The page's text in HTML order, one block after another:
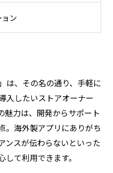
ン
は、その名の通り、手軽に
入したいストアオーナー
魅力は、開発からサポート
。海外製アプリにありがち
ンスが伝わらないといった
て利用できます。